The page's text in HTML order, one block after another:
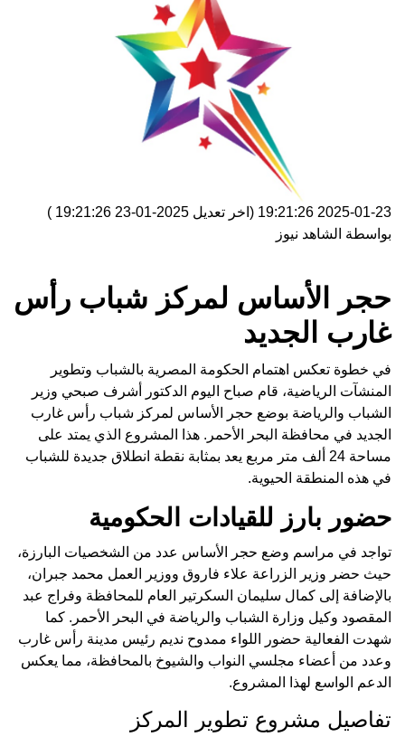
2025-01-23 19:21:26 (اخر تعديل 2025-01-23 19:21:26
)
بواسطة الشاهد نيوز
حجر الأساس لمركز شباب رأس
غارب الجديد
في خطوة تعكس اهتمام الحكومة المصرية بالشباب وتطوير
المنشآت الرياضية، قام صباح اليوم الدكتور أشرف صبحي وزير
الشباب والرياضة بوضع حجر الأساس لمركز شباب رأس غارب
الجديد في محافظة البحر الأحمر. هذا المشروع الذي يمتد على
مساحة 24 ألف متر مربع يعد بمثابة نقطة انطلاق جديدة للشباب
في هذه المنطقة الحيوية.
حضور بارز للقيادات الحكومية
تواجد في مراسم وضع حجر الأساس عدد من الشخصيات البارزة،
حيث حضر وزير الزراعة علاء فاروق ووزير العمل محمد جبران،
بالإضافة إلى كمال سليمان السكرتير العام للمحافظة وفراج عبد
المقصود وكيل وزارة الشباب والرياضة في البحر الأحمر. كما
شهدت الفعالية حضور اللواء ممدوح نديم رئيس مدينة رأس غارب
وعدد من أعضاء مجلسي النواب والشيوخ بالمحافظة، مما يعكس
الدعم الواسع لهذا المشروع.
تفاصيل مشروع تطوير المركز